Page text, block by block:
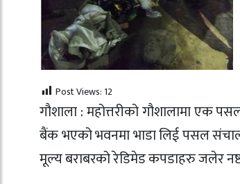
Post Views: 12
गौशाला : महोत्तरीको गौशालामा एक
बैंक भएको भवनमा भाडा लिई पसल
मूल्य बराबरको रेडिमेड कपडाहरु जलेर